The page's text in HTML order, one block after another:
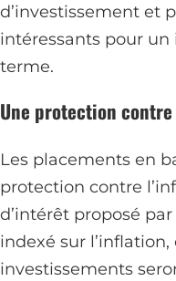
d’investissement et
intéressants pour
terme.
Une protection
Les placements en
protection contre
d’intérêt proposé
indexé sur
investissements